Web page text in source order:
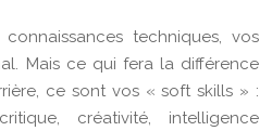
techniques, vos
Mais ce qui fera la différence
ce sont vos « soft skills » :
créativité, intelligence